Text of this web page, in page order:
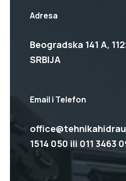
Adresa
Beogradska 141 A,
SRBIJA
Email i Telefon
1514 050 ili 011 3463